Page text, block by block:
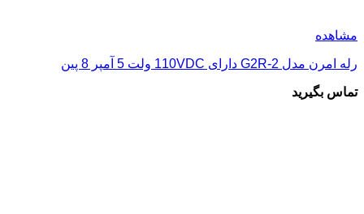
مشاهده
رله امرن مدل G2R-2 دارای 110VDC ولت 5 آمپر 8 پین
تماس بگیرید